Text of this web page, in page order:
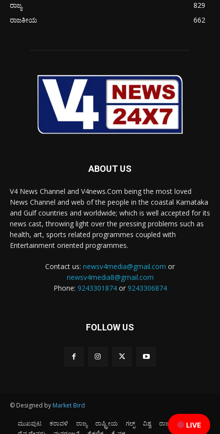
LIVE
ರಾಜ್ಯ
829
ರಾಜಕೀಯ
662
ABOUT US
V4 News Channel and V4news.Com being the most loved
News Channel and web of the people in the coastal Karnataka
and Gulf countries and worldwide; which is well accepted for its
news cast, throwing light over the pressing problems such as
health, art, sports related programmes coupled with
Entertainment oriented programmes.
Contact us: newsv4media@gmail.com or
newsv4media8@gmail.com
Phone: 9243301874or 9243306874
FOLLOW US
© Designed by Market Bird
ಮುಖಪುಟ ಕರಾವಳಿ ರಾಜ್ಯ ರಾಷ್ಟ್ರೀಯ ಗಲ್ಫ್ ವಿಶ್ವ ರಾಜಕೀಯ
ಕ್ರೀಡೆ